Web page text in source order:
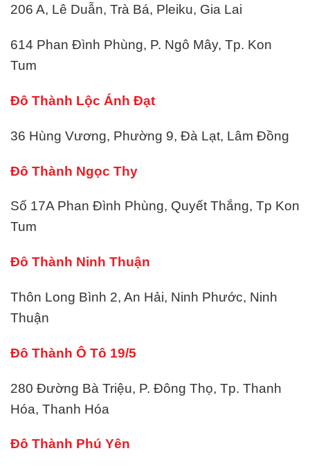
206 A, Lê Duẫn, Trà Bá, Pleiku, Gia Lai
614 Phan Đình Phùng, P. Ngô Mây, Tp. Kon
Tum
Đô Thành Lộc Ánh Đạt
36 Hùng Vương, Phường 9, Đà Lạt, Lâm Đồng
Đô Thành Ngọc Thy
Số 17A Phan Đình Phùng, Quyết Thắng, Tp Kon
Tum
Đô Thành Ninh Thuận
Thôn Long Bình 2, An Hải, Ninh Phước, Ninh
Thuận
Đô Thành Ô Tô 19/5
280 Đường Bà Triệu, P. Đông Thọ, Tp. Thanh
Hóa, Thanh Hóa
Đô Thành Phú Yên